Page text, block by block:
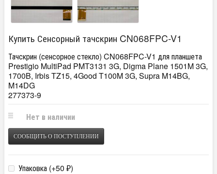
Купить Сенсорный тачскрин CN068FPC-V1
Тачскрин (сенсорное стекло) CN068FPC-V1 для планшета
Prestigio MultiPad PMT3131 3G, Digma Plane 1501M 3G,
1700B, Irbis TZ15, 4Good T100M 3G, Supra M14BG,
M14DG
277373-9
Нет в наличии
СООБЩИТЬ О ПОСТУПЛЕНИИ
Упаковка (+50 ₽)